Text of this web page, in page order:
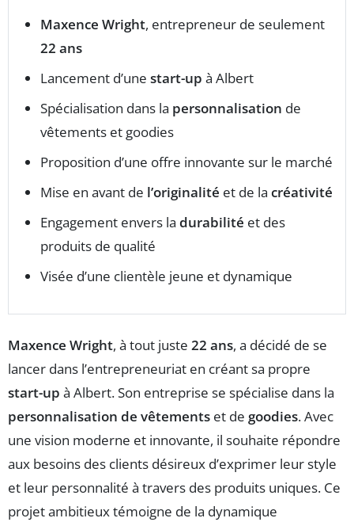
Maxence Wright, entrepreneur de seulement
22 ans
Lancement d’une start-up à Albert
Spécialisation dans la personnalisation de
vêtements et goodies
Proposition d’une offre innovante sur le marché
Mise en avant de l’originalité et de la créativité
Engagement envers la durabilité et des
produits de qualité
Visée d’une clientèle jeune et dynamique
Maxence Wright, à tout juste 22 ans, a décidé de se
lancer dans l’entrepreneuriat en créant sa propre
start-up à Albert. Son entreprise se spécialise dans la
personnalisation de vêtements et de goodies. Avec
une vision moderne et innovante, il souhaite répondre
aux besoins des clients désireux d’exprimer leur style
et leur personnalité à travers des produits uniques. Ce
projet ambitieux témoigne de la dynamique